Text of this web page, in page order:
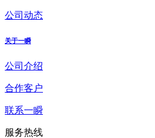
公司动态
关于一瞬
公司介绍
合作客户
联系一瞬
服务热线